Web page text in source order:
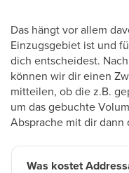
Das hängt vor allem
Einzugsgebiet ist und
dich entscheidest.
können wir dir einen
mitteilen, ob die z.B.
um das gebuchte
Absprache mit dir
Was kostet